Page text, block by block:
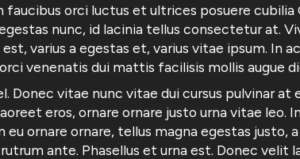
orci luctus et ultrices posuere
nunc, id lacinia tellus consectetur at.
varius a egestas et, varius vitae ipsum. In
venenatis dui mattis facilisis mollis augue
vitae nunc vitae dui cursus pulvinar at
eros, ornare ornare justo urna vitae leo.
ornare ornare, tellus magna egestas justo,
ante. Phasellus et urna est. Donec